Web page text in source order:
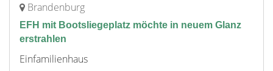
Brandenburg
EFH mit Bootsliegeplatz möchte in neuem Glanz
erstrahlen
Einfamilienhaus